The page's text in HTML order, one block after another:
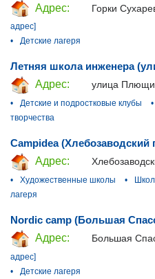
Адрес:
Горки
адрес]
•
Детские лагеря
Летняя школа инженера
Адрес:
улица
•
Детские и подростковые клубы •
творчества
Campidea (Хлебозаводский
Адрес:
•
Художественные школы •
лагеря
Nordic camp (Большая
Адрес:
Большая
адрес]
•
Детские лагеря